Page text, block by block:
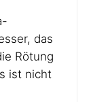
das
Rötung
ist nicht